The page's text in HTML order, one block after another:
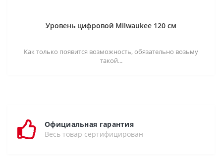
Уровень цифровой Milwaukee 120 см
Как только появится возможность, обязательно возьму
такой...
Официальная гарантия
Весь товар сертифицирован